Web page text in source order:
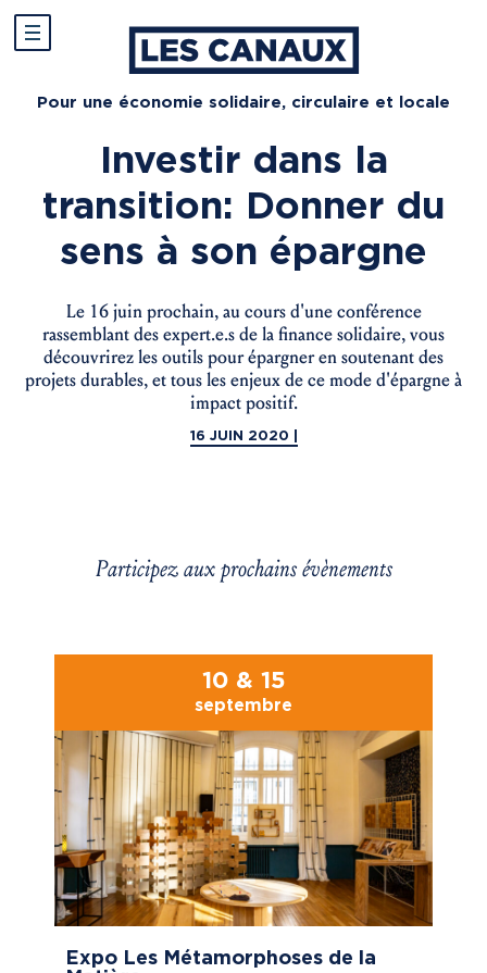
Pour une économie solidaire, circulaire et locale
Investir dans la
transition: Donner du
sens à son épargne
Le 16 juin prochain, au cours d'une conférence
rassemblant des expert.e.s de la finance solidaire, vous
découvrirez les outils pour épargner en soutenant des
projets durables, et tous les enjeux de ce mode d'épargne à
impact positif.
16 JUIN 2020 |
Participez aux prochains évènements
10 & 15
septembre
Expo Les Métamorphoses de la